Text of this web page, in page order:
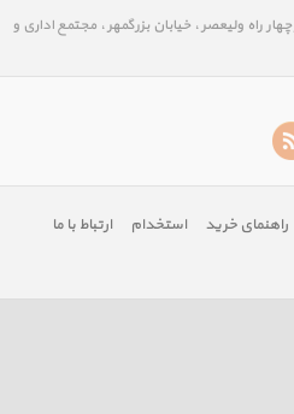
راه ولیعصر ، خیابان بزرگمهر ، مجتمع اداری و
راهنمای خرید استخدام ارتباط با ما